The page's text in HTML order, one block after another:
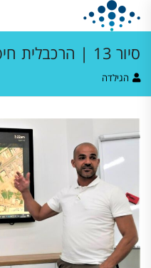
סיור 13 | הרכבלית חיפה
הגילדה